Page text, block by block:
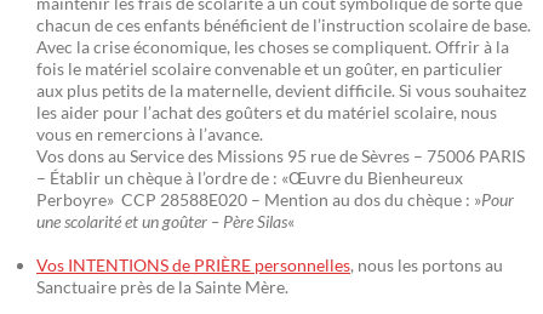
chacun de ces enfants bénéficient de l’instruction scolaire de base.
Avec la crise économique, les choses se compliquent. Offrir à la
fois le matériel scolaire convenable et un goûter, en particulier
aux plus petits de la maternelle, devient difficile. Si vous souhaitez
les aider pour l’achat des goûters et du matériel scolaire, nous
vous en remercions à l’avance.
Vos dons au Service des Missions 95 rue de Sèvres – 75006 PARIS
– Établir un chèque à l’ordre de : «Œuvre du Bienheureux
Perboyre» CCP 28588E020 – Mention au dos du chèque : »Pour
une scolarité et un goûter – Père Silas«
Vos INTENTIONS de PRIÈRE personnelles, nous les portons au
Sanctuaire près de la Sainte Mère.